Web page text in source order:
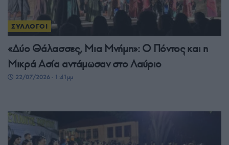
ΣΥΛΛΟΓΟΙ
«Δύο Θάλασσες, Μια Μνήμη»: Ο Πόντος και η
Μικρά Ασία αντάμωσαν στο Λαύριο
22/07/2026 - 1:41μμ